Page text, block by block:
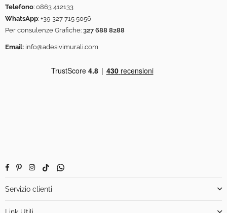
Telefono: 0863 412133
WhatsApp: +39 327 715 5056
Per consulenze Grafiche: 327 688 8288
Email: info@adesivimurali.com
FacebookPinterestInstagram
TikTokWhatsapp
Servizio clienti